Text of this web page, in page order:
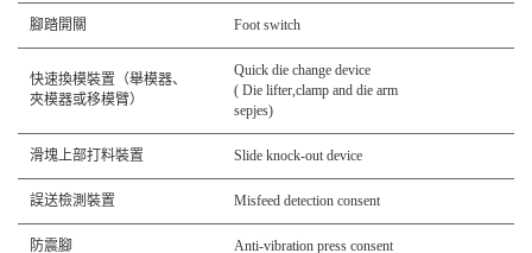
腳踏開關 Foot switch
快速換模裝置（舉模器、
夾模器或移模臂）
Quick die change device
( Die lifter,clamp and die arm
sepjes)
滑塊上部打料裝置 Slide knock-out device
誤送檢測裝置 Misfeed detection consent
防震腳 Anti-vibration press consent